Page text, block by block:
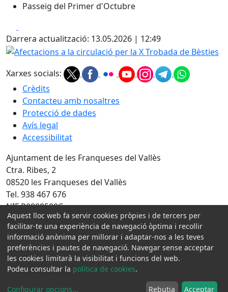
Passeig del Primer d'Octubre
Darrera actualització: 13.05.2026 | 12:49
Afectacions a la circulació per la X Trobada de Bèsties
Xarxes socials:
Crèdits
Contacteu amb nosaltres
Protecció de dades
Avís legal
Accessibilitat
Ajuntament de les Franqueses del Vallès
Ctra. Ribes, 2
08520 les Franqueses del Vallès
Tel. 938 467 676
NIF P0808500C
Amb la col·laboració de:
Aquest lloc web fa servir cookies pròpies i de tercers per
facilitar-te una experiència de navegació òptima i recollir
informació anònima per millorar i adaptar-nos a les teves
preferències i pautes de navegació. Navegar sense acceptar
les cookies limitarà la visibilitat i funcions del web.
Podeu consultar la política de cookies.
Configurar opcions... Rebutja Acceptar